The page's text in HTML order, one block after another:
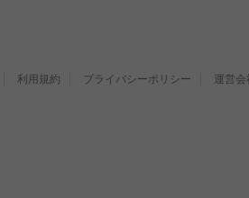
利用規約 プライバシーポリシー 運営会